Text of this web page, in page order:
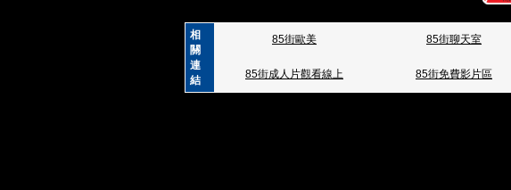
相
關
連
結
85街歐美 85街聊天室
85街成人片觀看線上 85街免費影片區